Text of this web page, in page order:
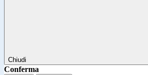
Chiudi
Conferma